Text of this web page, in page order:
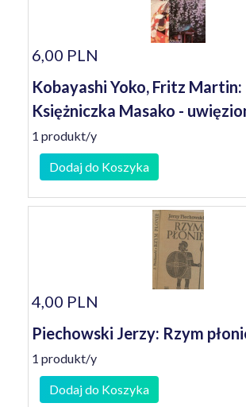
6,00 PLN
Kobayashi Yoko, Fritz Martin:
Księżniczka Masako -
1 produkt/y
Dodaj do Koszyka
4,00 PLN
Piechowski Jerzy: Rzym
1 produkt/y
Dodaj do Koszyka